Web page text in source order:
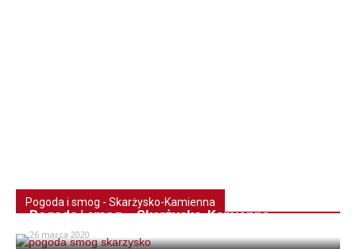
Pogoda i smog - Skarżysko-Kamienna
Pogoda i smog – Skarżysko-Kamienna
26 marca 2020